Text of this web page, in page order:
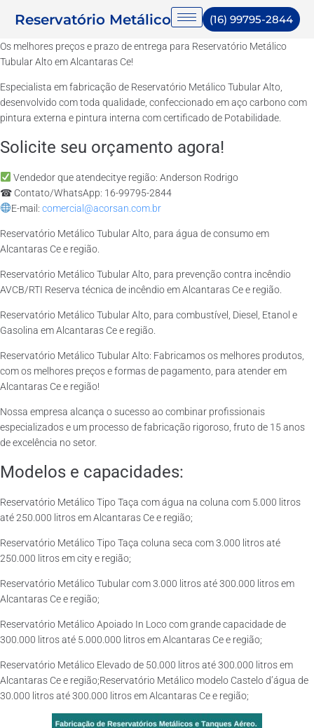
Reservatório Metálico (16) 99795-2844
Os melhores preços e prazo de entrega para Reservatório Metálico
Tubular Alto em Alcantaras Ce!
Especialista em fabricação de Reservatório Metálico Tubular Alto,
desenvolvido com toda qualidade, confeccionado em aço carbono com
pintura externa e pintura interna com certificado de Potabilidade.
Solicite seu orçamento agora!
Vendedor que atendecitye região: Anderson Rodrigo
☎ Contato/WhatsApp: 16-99795-2844
E-mail: comercial@acorsan.com.br
Reservatório Metálico Tubular Alto, para água de consumo em
Alcantaras Ce e região.
Reservatório Metálico Tubular Alto, para prevenção contra incêndio
AVCB/RTI Reserva técnica de incêndio em Alcantaras Ce e região.
Reservatório Metálico Tubular Alto, para combustível, Diesel, Etanol e
Gasolina em Alcantaras Ce e região.
Reservatório Metálico Tubular Alto: Fabricamos os melhores produtos,
com os melhores preços e formas de pagamento, para atender em
Alcantaras Ce e região!
Nossa empresa alcança o sucesso ao combinar profissionais
especializados e um processo de fabricação rigoroso, fruto de 15 anos
de excelência no setor.
Modelos e capacidades:
Reservatório Metálico Tipo Taça com água na coluna com 5.000 litros
até 250.000 litros em Alcantaras Ce e região;
Reservatório Metálico Tipo Taça coluna seca com 3.000 litros até
250.000 litros em city e região;
Reservatório Metálico Tubular com 3.000 litros até 300.000 litros em
Alcantaras Ce e região;
Reservatório Metálico Apoiado In Loco com grande capacidade de
300.000 litros até 5.000.000 litros em Alcantaras Ce e região;
Reservatório Metálico Elevado de 50.000 litros até 300.000 litros em
Alcantaras Ce e região;Reservatório Metálico modelo Castelo d’água de
30.000 litros até 300.000 litros em Alcantaras Ce e região;